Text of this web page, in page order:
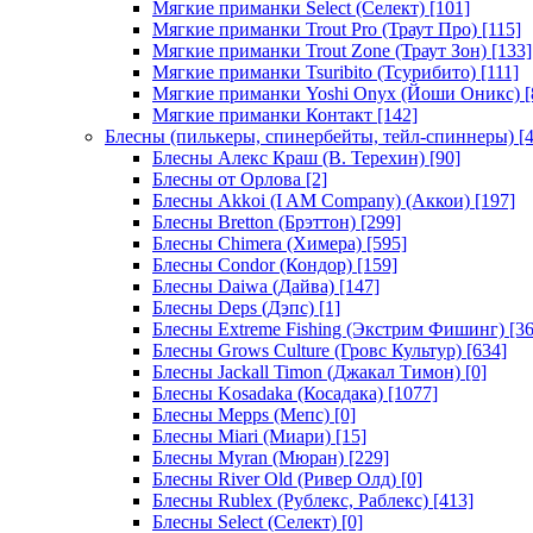
Мягкие приманки Select (Селект) [101]
Мягкие приманки Trout Pro (Траут Про) [115]
Мягкие приманки Trout Zone (Траут Зон) [133]
Мягкие приманки Tsuribito (Тсурибито) [111]
Мягкие приманки Yoshi Onyx (Йоши Оникс)
Мягкие приманки Контакт [142]
Блесны (пилькеры, спинербейты, тейл-спиннеры)
Блесны Алекс Краш (В. Терехин) [90]
Блесны от Орлова [2]
Блесны Akkoi (I AM Company) (Аккои) [197]
Блесны Bretton (Брэттон) [299]
Блесны Chimera (Химера) [595]
Блесны Condor (Кондор) [159]
Блесны Daiwa (Дайва) [147]
Блесны Deps (Дэпс) [1]
Блесны Extreme Fishing (Экстрим Фишинг)
Блесны Grows Culture (Гровс Культур) [634]
Блесны Jackall Timon (Джакал Тимон) [0]
Блесны Kosadaka (Косадака) [1077]
Блесны Mepps (Мепс) [0]
Блесны Miari (Миари) [15]
Блесны Myran (Мюран) [229]
Блесны River Old (Ривер Олд) [0]
Блесны Rublex (Рублекс, Раблекс) [413]
Блесны Select (Селект) [0]